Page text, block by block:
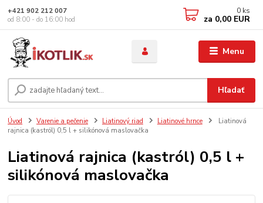
Menu
Hľadať
+421 902 212 007
od 8:00 - do 16:00 hod
0 ks
za 0,00 EUR
Úvod Varenie a pečenie Liatinový riad Liatinové hrnce
Liatinová
rajnica (kastról) 0,5 l + silikónová maslovačka
Liatinová rajnica (kastról) 0,5 l +
silikónová maslovačka